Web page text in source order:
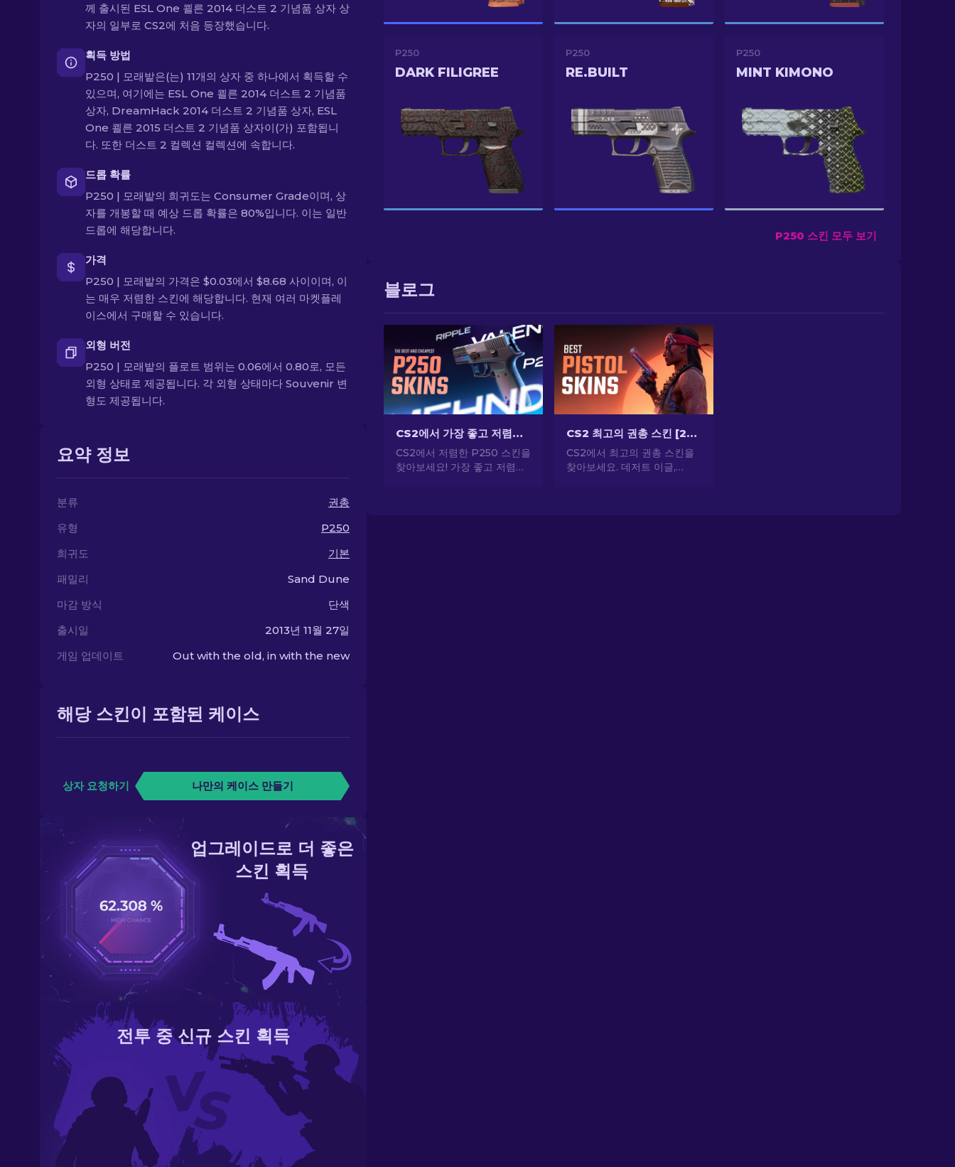
께 출시된 ESL One 쾰른 2014 더스트 2 기념품 상자 상
자의 일부로 CS2에 처음 등장했습니다.
획득 방법
P250 | 모래밭은(는) 11개의 상자 중 하나에서 획득할 수
있으며, 여기에는 ESL One 쾰른 2014 더스트 2 기념품
상자, DreamHack 2014 더스트 2 기념품 상자, ESL
One 쾰른 2015 더스트 2 기념품 상자이(가) 포함됩니
다. 또한 더스트 2 컬렉션 컬렉션에 속합니다.
드롭 확률
P250 | 모래밭의 희귀도는 Consumer Grade이며, 상
자를 개봉할 때 예상 드롭 확률은 80%입니다. 이는 일반
드롭에 해당합니다.
가격
P250 | 모래밭의 가격은 $0.03에서 $8.68 사이이며, 이
는 매우 저렴한 스킨에 해당합니다. 현재 여러 마켓플레
이스에서 구매할 수 있습니다.
외형 버전
P250 | 모래밭의 플로트 범위는 0.06에서 0.80로, 모든
외형 상태로 제공됩니다. 각 외형 상태마다 Souvenir 변
형도 제공됩니다.
요약 정보
분류
권총
유형
P250
희귀도
기본
패밀리
Sand Dune
마감 방식
단색
출시일
2013년 11월 27일
게임 업데이트
Out with the old, in with the new
해당 스킨이 포함된 케이스
상자 요청하기 나만의 케이스 만들기
업그레이드로 더 좋은
스킨 획득
전투 중 신규 스킨 획득
P250
DARK FILIGREE
P250
RE.BUILT
P250
MINT KIMONO
P250 스킨 모두 보기
블로그
CS2에서 가장 좋고 저렴한 P250 스킨 [2026]
CS2에서 저렴한 P250 스킨을
찾아보세요! 가장 좋고 저렴한
CS2 최고의 권총 스킨 [2026]
CS2에서 최고의 권총 스킨을
찾아보세요. 데저트 이글,